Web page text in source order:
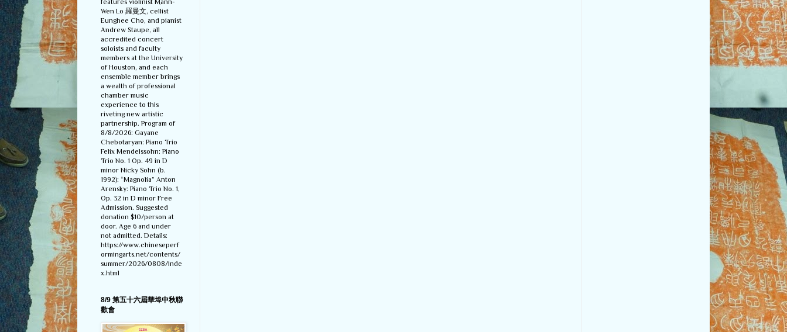
features violinist Mann-
Wen Lo 羅曼文, cellist
Eunghee Cho, and pianist
Andrew Staupe, all
accredited concert
soloists and faculty
members at the University
of Houston, and each
ensemble member brings
a wealth of professional
chamber music
experience to this
riveting new artistic
partnership. Program of
8/8/2026: Gayane
Chebotaryan: Piano Trio
Felix Mendelssohn: Piano
Trio No. 1 Op. 49 in D
minor Nicky Sohn (b.
1992): “Magnolia” Anton
Arensky: Piano Trio No. 1,
Op. 32 in D minor Free
Admission. Suggested
donation $10/person at
door. Age 6 and under
not admitted. Details:
https://www.chineseperf
ormingarts.net/contents/
summer/2026/0808/inde
x.html
8/9 第五十六屆華埠中秋聯
歡會